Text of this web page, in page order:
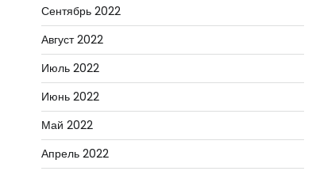
Сентябрь 2022
Август 2022
Июль 2022
Июнь 2022
Май 2022
Апрель 2022